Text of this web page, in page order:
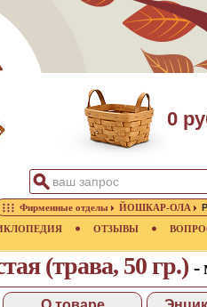
0
ОТЗЫВЫ
Фирменные отделы ЙОШКАР-ОЛА
(трава, 50 гр.) -